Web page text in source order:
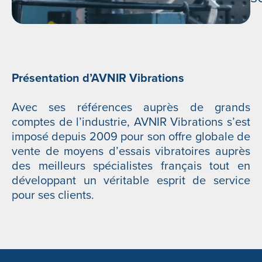
Présentation d’AVNIR Vibrations
Avec ses références auprès de grands
comptes de l’industrie, AVNIR Vibrations s’est
imposé depuis 2009 pour son offre globale de
vente de moyens d’essais vibratoires auprès
des meilleurs spécialistes français tout en
développant un véritable esprit de service
pour ses clients.